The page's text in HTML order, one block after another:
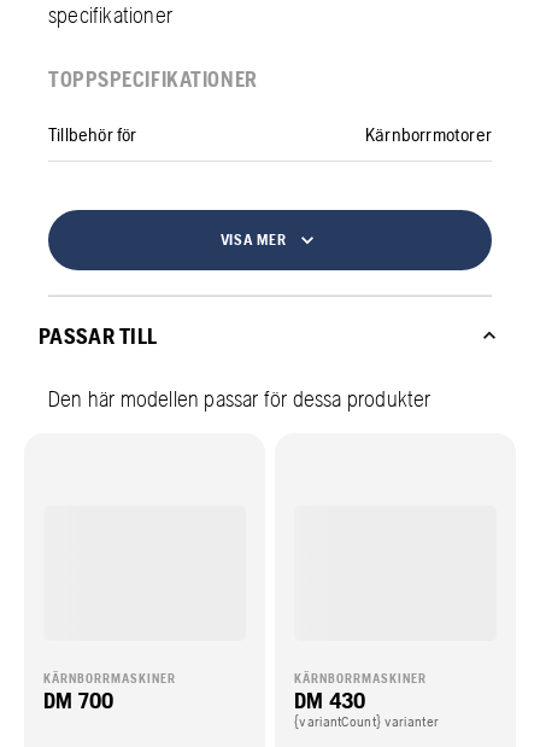
specifikationer
TOPPSPECIFIKATIONER
Tillbehör för Kärnborrmotorer
VISA MER
PASSAR TILL
Den här modellen passar för dessa produkter
KÄRNBORRMASKINER
DM 700
KÄRNBORRMASKINER
DM 430
{variantCount} varianter